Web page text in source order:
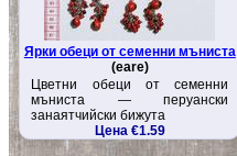
Ярки обеци от семенни мъниста
(eare)
Цветни обеци от семенни
мъниста — перуански
занаятчийски бижута
Цена €1.59